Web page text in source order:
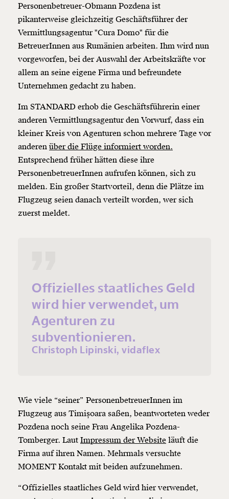
Personenbetreuer-Obmann Pozdena ist
pikanterweise gleichzeitig Geschäftsführer der
Vermittlungsagentur "Cura Domo" für die
BetreuerInnen aus Rumänien arbeiten. Ihm wird nun
vorgeworfen, bei der Auswahl der Arbeitskräfte vor
allem an seine eigene Firma und befreundete
Unternehmen gedacht zu haben.
Im STANDARD erhob die Geschäftsführerin einer
anderen Vermittlungsagentur den Vorwurf, dass ein
kleiner Kreis von Agenturen schon mehrere Tage vor
anderen über die Flüge informiert worden.
Entsprechend früher hätten diese ihre
PersonenbetreuerInnen aufrufen können, sich zu
melden. Ein großer Startvorteil, denn die Plätze im
Flugzeug seien danach verteilt worden, wer sich
zuerst meldet.
Offizielles staatliches Geld
wird hier verwendet, um
Agenturen zu
subventionieren.
Christoph Lipinski, vidaflex
Wie viele “seiner” PersonenbetreuerInnen im
Flugzeug aus Timișoara saßen, beantworteten weder
Pozdena noch seine Frau Angelika Pozdena-
Tomberger. Laut Impressum der Website läuft die
Firma auf ihren Namen. Mehrmals versuchte
MOMENT Kontakt mit beiden aufzunehmen.
“Offizielles staatliches Geld wird hier verwendet,